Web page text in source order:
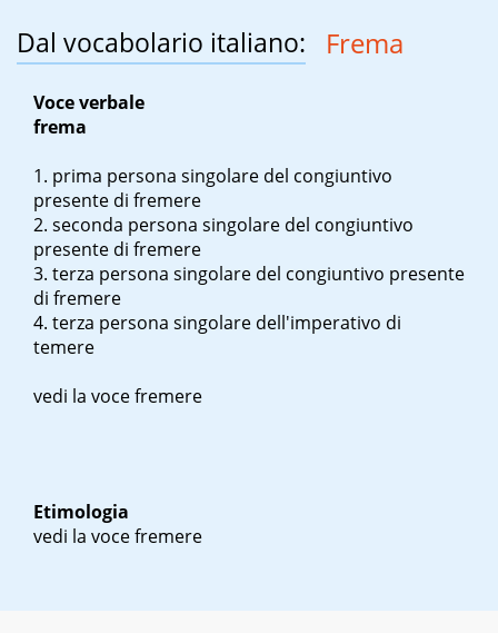
Dal vocabolario italiano: Frema
Voce verbale
frema
prima persona singolare del congiuntivo
presente di fremere
seconda persona singolare del congiuntivo
presente di fremere
terza persona singolare del congiuntivo presente
di fremere
terza persona singolare dell'imperativo di
temere
vedi la voce fremere
Etimologia
vedi la voce fremere